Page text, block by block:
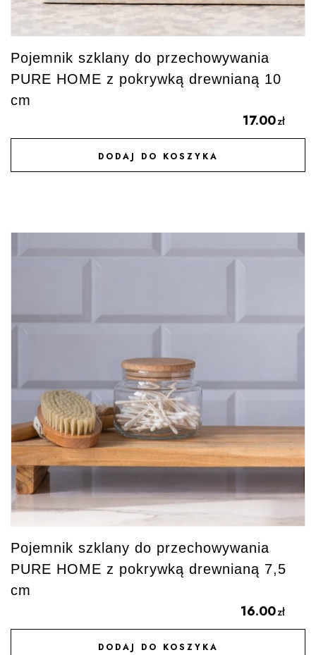
Pojemnik szklany do przechowywania
PURE HOME z pokrywką drewnianą 10
cm
17.00zł
DODAJ DO KOSZYKA
DODAJ DO ULUBIONYCH
Pojemnik szklany do przechowywania
PURE HOME z pokrywką drewnianą 7,5
cm
16.00zł
DODAJ DO KOSZYKA
DODAJ DO ULUBIONYCH